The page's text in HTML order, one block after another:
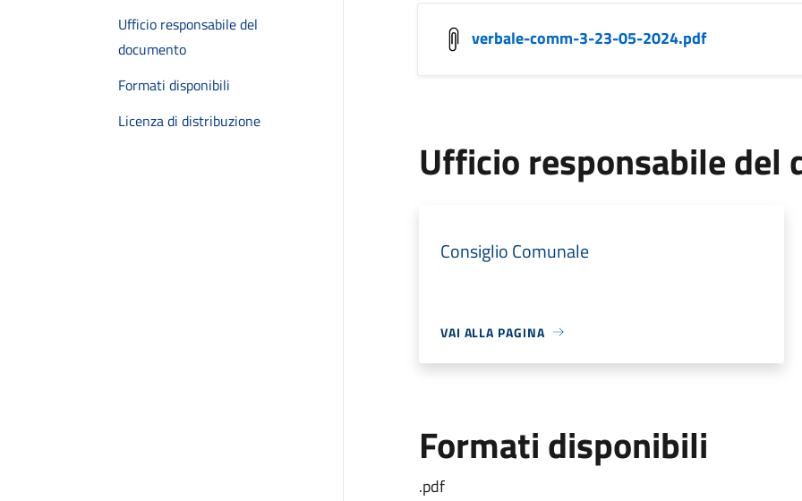
Ufficio responsabile del
documento
Formati disponibili
Licenza di distribuzione
verbale-comm-3-23-05-2024.pdf
Ufficio responsabile del
Consiglio Comunale
VAI ALLA PAGINA
Formati disponibili
.pdf